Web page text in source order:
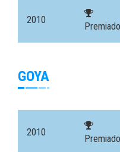
2010
Premiado
GOYA
2010
Premiado